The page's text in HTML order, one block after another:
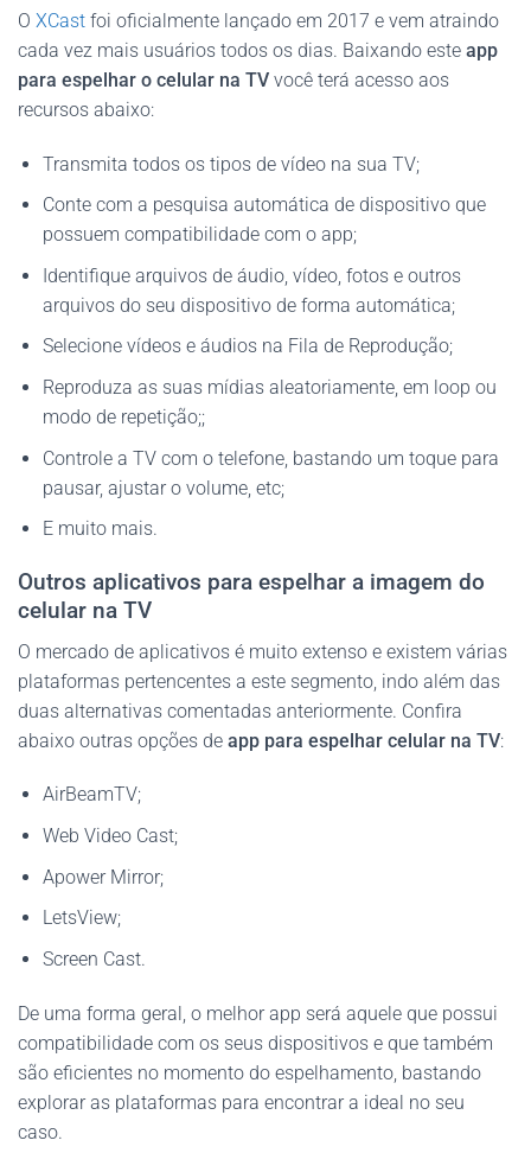
O XCast foi oficialmente lançado em 2017 e vem atraindo
cada vez mais usuários todos os dias. Baixando este app
para espelhar o celular na TV você terá acesso aos
recursos abaixo:
Transmita todos os tipos de vídeo na sua TV;
Conte com a pesquisa automática de dispositivo que
possuem compatibilidade com o app;
Identifique arquivos de áudio, vídeo, fotos e outros
arquivos do seu dispositivo de forma automática;
Selecione vídeos e áudios na Fila de Reprodução;
Reproduza as suas mídias aleatoriamente, em loop ou
modo de repetição;;
Controle a TV com o telefone, bastando um toque para
pausar, ajustar o volume, etc;
E muito mais.
Outros aplicativos para espelhar a imagem do
celular na TV
O mercado de aplicativos é muito extenso e existem várias
plataformas pertencentes a este segmento, indo além das
duas alternativas comentadas anteriormente. Confira
abaixo outras opções de app para espelhar celular na TV:
AirBeamTV;
Web Video Cast;
Apower Mirror;
LetsView;
Screen Cast.
De uma forma geral, o melhor app será aquele que possui
compatibilidade com os seus dispositivos e que também
são eficientes no momento do espelhamento, bastando
explorar as plataformas para encontrar a ideal no seu
caso.